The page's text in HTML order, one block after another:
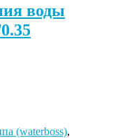
воды
(waterboss),